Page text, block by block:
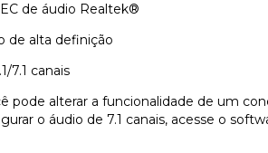
de áudio Realtek®
de alta definição
7.1 canais
pode alterar a funcionalidade de um
o áudio de 7.1 canais, acesse o